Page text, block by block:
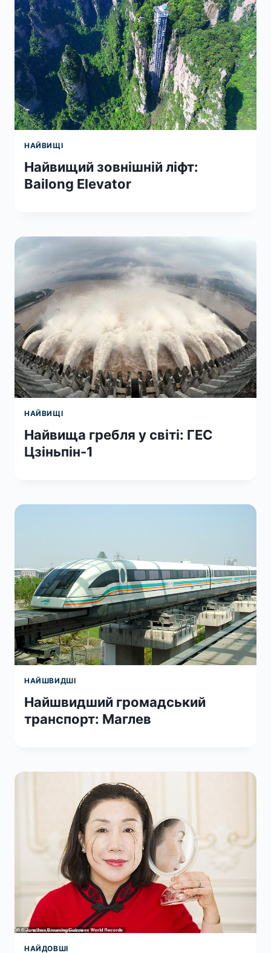
НАЙВИЩІ
Найвищий зовнішній ліфт:
Bailong Elevator
НАЙВИЩІ
Найвища гребля у світі: ГЕС
Цзіньпін-1
НАЙШВИДШІ
Найшвидший громадський
транспорт: Маглев
НАЙДОВШІ